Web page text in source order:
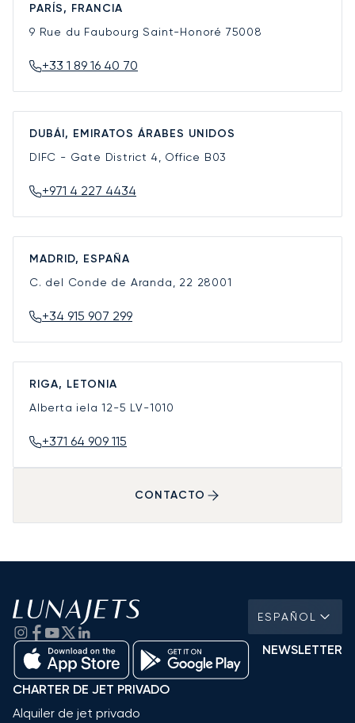
PARÍS, FRANCIA
9 Rue du Faubourg Saint-Honoré 75008
+33 1 89 16 40 70
DUBÁI, EMIRATOS ÁRABES UNIDOS
DIFC - Gate District 4, Office B03
+971 4 227 4434
MADRID, ESPAÑA
C. del Conde de Aranda, 22 28001
+34 915 907 299
RIGA, LETONIA
Alberta iela 12-5 LV-1010
+371 64 909 115
CONTACTO
ESPAÑOL
NEWSLETTER
CHARTER DE JET PRIVADO
Alquiler de jet privado